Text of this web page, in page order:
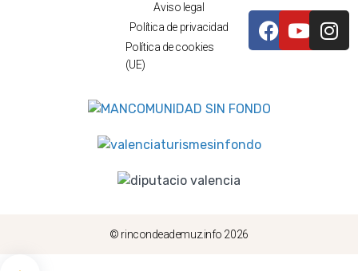
Aviso legal
Política de privacidad
Política de cookies
(UE)
© rincondeademuz.info 2026